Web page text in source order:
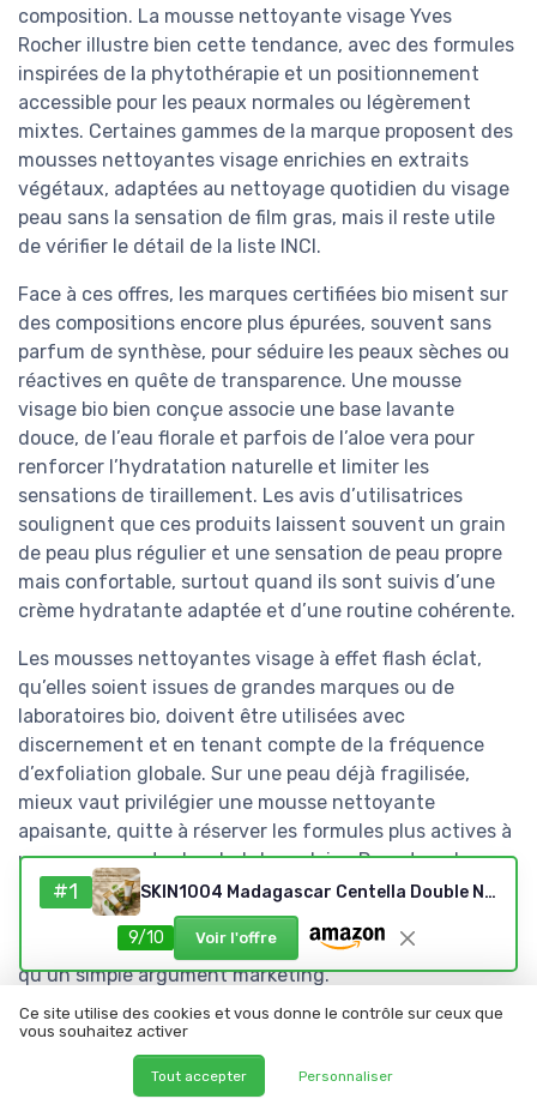
composition. La mousse nettoyante visage Yves
Rocher illustre bien cette tendance, avec des formules
inspirées de la phytothérapie et un positionnement
accessible pour les peaux normales ou légèrement
mixtes. Certaines gammes de la marque proposent des
mousses nettoyantes visage enrichies en extraits
végétaux, adaptées au nettoyage quotidien du visage
peau sans la sensation de film gras, mais il reste utile
de vérifier le détail de la liste INCI.
Face à ces offres, les marques certifiées bio misent sur
des compositions encore plus épurées, souvent sans
parfum de synthèse, pour séduire les peaux sèches ou
réactives en quête de transparence. Une mousse
visage bio bien conçue associe une base lavante
douce, de l’eau florale et parfois de l’aloe vera pour
renforcer l’hydratation naturelle et limiter les
sensations de tiraillement. Les avis d’utilisatrices
soulignent que ces produits laissent souvent un grain
de peau plus régulier et une sensation de peau propre
mais confortable, surtout quand ils sont suivis d’une
crème hydratante adaptée et d’une routine cohérente.
Les mousses nettoyantes visage à effet flash éclat,
qu’elles soient issues de grandes marques ou de
laboratoires bio, doivent être utilisées avec
discernement et en tenant compte de la fréquence
d’exfoliation globale. Sur une peau déjà fragilisée,
mieux vaut privilégier une mousse nettoyante
apaisante, quitte à réserver les formules plus actives à
un usage ponctuel ou hebdomadaire. Dans tous les
cas, la cohérence entre le nettoyant visage, la crème
de soin et le reste de la routine de beauté reste le
meilleur indicateur d’un choix pertinent, plus fiable
qu’un simple argument marketing.
Construire une routine complète
autour des meilleurs mousses
#1 SKIN1004 Madagascar Centella Double Nettoyage – Huile Démaquillante 200 ml + Mousse Nettoyante 125 ml – Routine Coréenne Peaux Sensibles – Bundle Assemblé
9/10 Voir l'offre
Ce site utilise des cookies et vous donne le contrôle sur ceux que
vous souhaitez activer
Tout accepter Personnaliser